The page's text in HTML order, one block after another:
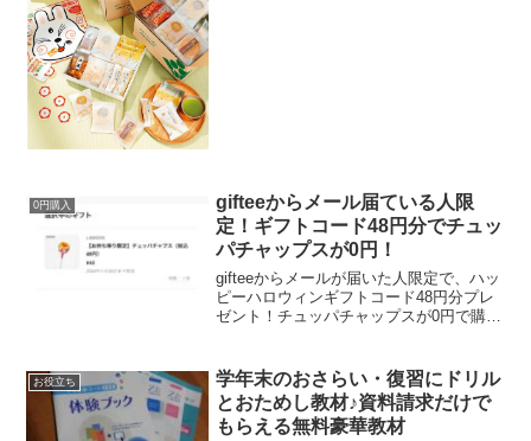
0円購入
gifteeからメール届ている人限
定！ギフトコード48円分でチュッ
パチャップスが0円！
gifteeからメールが届いた人限定で、ハッ
ピーハロウィンギフトコード48円分プレ
ゼント！チュッパチャップスが0円で購入
ーソンお買物券100円分、ファミリーマー
トお買い...
お役立ち
学年末のおさらい・復習にドリル
とおためし教材♪資料請求だけで
もらえる無料豪華教材